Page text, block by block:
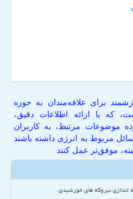
برای علاقه‌مندان به حوزه
که با ارائه اطلاعات دقیق،
موضوعات مرتبط، به کاربران
مربوط به انرژی داشته باشند
موفق‌تر عمل کنند
اندازی نیروگاه های خورشیدی